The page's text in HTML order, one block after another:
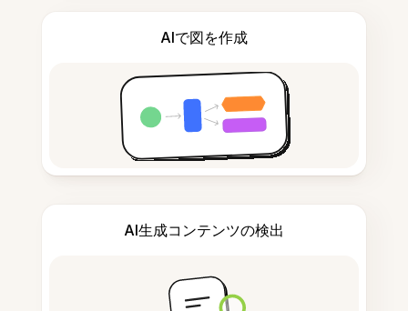
AIで図を作成
AI生成コンテンツの検出